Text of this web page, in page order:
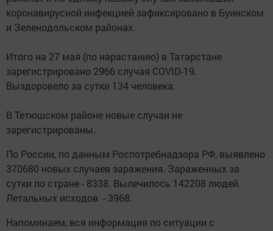
коронавирусной инфекцией зафиксировано в Буинском
и Зеленодольском районах.
Итого на 27 мая (по нарастанию) в Татарстане
зарегистрировано 2966 случая COVID-19.
Выздоровело за сутки 134 человека.
В Тетюшском районе новые случаи не
зарегистрированы.
По России, по данным Роспотребнадзора РФ, выявлено
370680 новых случаев заражения. Зараженных за
сутки по стране - 8338. Вылечилось 142208 людей.
Летальных исходов - 3968.
Напоминаем, вся информация по ситуации с